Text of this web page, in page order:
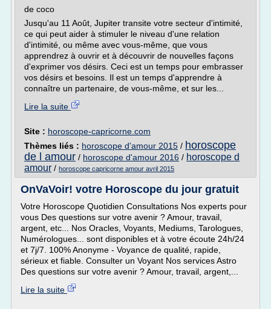
de coco
Jusqu'au 11 Août, Jupiter transite votre secteur d'intimité,
ce qui peut aider à stimuler le niveau d'une relation
d'intimité, ou même avec vous-même, que vous
apprendrez à ouvrir et à découvrir de nouvelles façons
d'exprimer vos désirs. Ceci est un temps pour embrasser
vos désirs et besoins. Il est un temps d'apprendre à
connaître un partenaire, de vous-même, et sur les...
Lire la suite
Site : horoscope-capricorne.com
Thèmes liés : horoscope d'amour 2015 / horoscope
de l amour / horoscope d'amour 2016 / horoscope d
amour / horoscope capricorne amour avril 2015
OnVaVoir! votre Horoscope du jour gratuit
Votre Horoscope Quotidien Consultations Nos experts pour
vous Des questions sur votre avenir ? Amour, travail,
argent, etc... Nos Oracles, Voyants, Mediums, Tarologues,
Numérologues... sont disponibles et à votre écoute 24h/24
et 7j/7. 100% Anonyme - Voyance de qualité, rapide,
sérieux et fiable. Consulter un Voyant Nos services Astro
Des questions sur votre avenir ? Amour, travail, argent,...
Lire la suite